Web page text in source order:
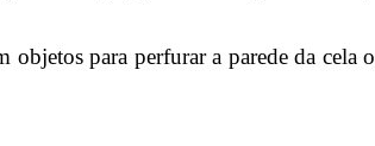
para perfurar a parede da cela